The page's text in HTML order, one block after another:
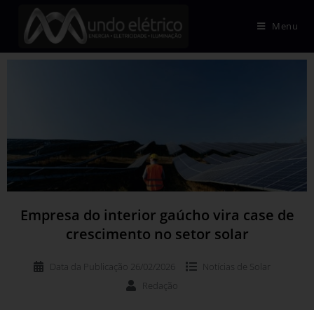
Menu
Empresa do interior gaúcho vira case de
crescimento no setor solar
Data da Publicação 26/02/2026 Notícias de
Solar
Redação